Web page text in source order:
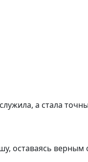
а стала
оставаясь верным